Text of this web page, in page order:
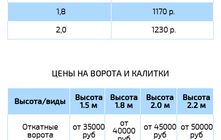
1,8
1170 р.
2,0
1230 р.
ЦЕНЫ НА ВОРОТА И КАЛИТКИ
Высота/виды Высота
1.5 м
Высота
1.8 м
Высота
2.0 м
Высота
2.2 м
Откатные
ворота
от 35000
руб
от
40000 от 45000
руб
от 50000
руб